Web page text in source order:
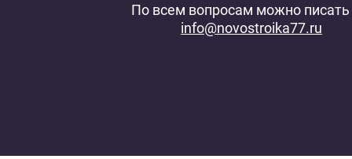
По всем вопросам можно писать
info@novostroika77.ru